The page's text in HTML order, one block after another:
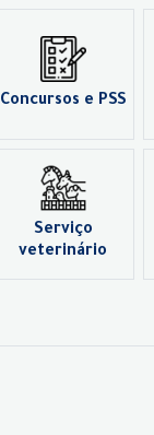
Concursos e PSS
Serviço
veterinário